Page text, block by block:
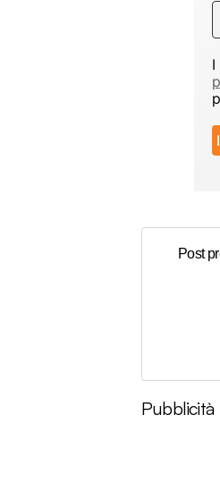
I
Post
Pubblicità